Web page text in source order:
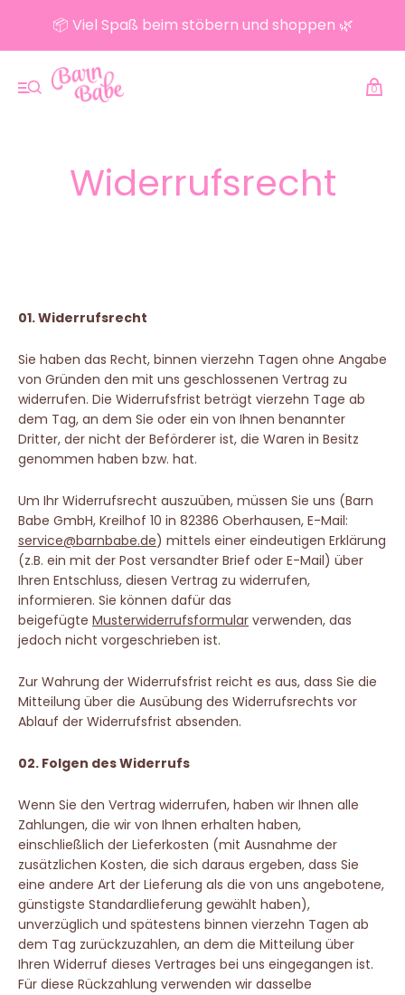
📦 Viel Spaß beim stöbern und shoppen 🌿
0
Widerrufsrecht
01. Widerrufsrecht
Sie haben das Recht, binnen vierzehn Tagen ohne Angabe
von Gründen den mit uns geschlossenen Vertrag zu
widerrufen. Die Widerrufsfrist beträgt vierzehn Tage ab
dem Tag, an dem Sie oder ein von Ihnen benannter
Dritter, der nicht der Beförderer ist, die Waren in Besitz
genommen haben bzw. hat.
Um Ihr Widerrufsrecht auszuüben, müssen Sie uns (Barn
Babe GmbH, Kreilhof 10 in 82386 Oberhausen, E-Mail:
service@barnbabe.de) mittels einer eindeutigen Erklärung
(z.B. ein mit der Post versandter Brief oder E-Mail) über
Ihren Entschluss, diesen Vertrag zu widerrufen,
informieren. Sie können dafür das
beigefügte Musterwiderrufsformular verwenden, das
jedoch nicht vorgeschrieben ist.
Zur Wahrung der Widerrufsfrist reicht es aus, dass Sie die
Mitteilung über die Ausübung des Widerrufsrechts vor
Ablauf der Widerrufsfrist absenden.
02. Folgen des Widerrufs
Wenn Sie den Vertrag widerrufen, haben wir Ihnen alle
Zahlungen, die wir von Ihnen erhalten haben,
einschließlich der Lieferkosten (mit Ausnahme der
zusätzlichen Kosten, die sich daraus ergeben, dass Sie
eine andere Art der Lieferung als die von uns angebotene,
günstigste Standardlieferung gewählt haben),
unverzüglich und spätestens binnen vierzehn Tagen ab
dem Tag zurückzuzahlen, an dem die Mitteilung über
Ihren Widerruf dieses Vertrages bei uns eingegangen ist.
Für diese Rückzahlung verwenden wir dasselbe